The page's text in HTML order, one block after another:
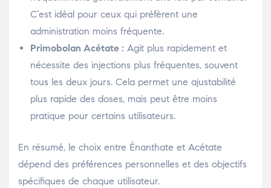
C’est idéal pour ceux qui préfèrent une
administration moins fréquente.
Primobolan Acétate : Agit plus rapidement et
nécessite des injections plus fréquentes, souvent
tous les deux jours. Cela permet une ajustabilité
plus rapide des doses, mais peut être moins
pratique pour certains utilisateurs.
En résumé, le choix entre Énanthate et Acétate
dépend des préférences personnelles et des objectifs
spécifiques de chaque utilisateur.